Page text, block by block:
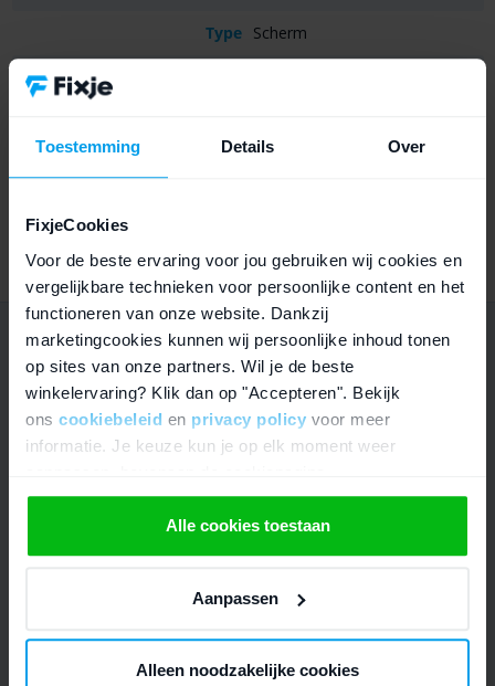
Toestemming Details Over
FixjeCookies
Voor de beste ervaring voor jou gebruiken wij cookies en
vergelijkbare technieken voor persoonlijke content en het
functioneren van onze website. Dankzij
marketingcookies kunnen wij persoonlijke inhoud tonen
op sites van onze partners. Wil je de beste
winkelervaring? Klik dan op "Accepteren". Bekijk
ons cookiebeleid en privacy policy voor meer
informatie. Je keuze kun je op elk moment weer
We werken samen met21 derdendie uw gegevens
kunnen ontvangen en verwerken.
Alle cookies toestaan
Aanpassen
Alleen noodzakelijke cookies
Twijfel je nog over iPhone 15 Pro Max
scherm (A+ kwaliteit)?
Type Scherm
modelnummer